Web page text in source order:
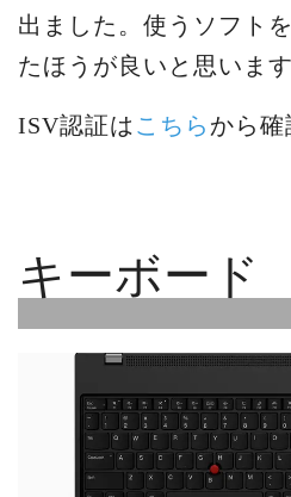
出ました。使うソフト
たほうが良いと思います
ISV認証は こちら から確
キーボード